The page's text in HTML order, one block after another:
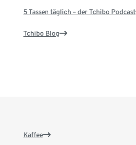
5 Tassen täglich – der Tchibo Podcast
Tchibo Blog
Kaffee